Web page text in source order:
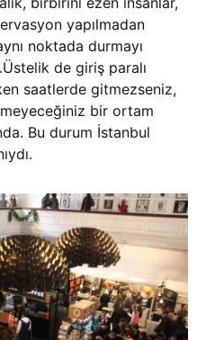
yapılmadan
noktada durmayı
de giriş paralı
saatlerde gitmezseniz,
bir ortam
Bu durum İstanbul